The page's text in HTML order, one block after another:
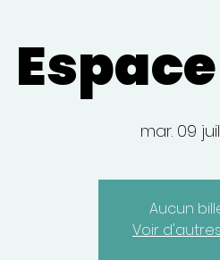
mar. 09 juil.
Aucun
Voir